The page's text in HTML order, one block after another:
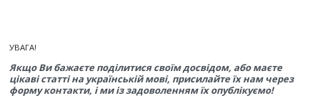
УВАГА!
Якщо Ви бажаєте поділитися своїм досвідом, або маєте
цікаві статті на українській мові, присилайте їх нам через
форму контакти, і ми із задоволенням їх опублікуємо!